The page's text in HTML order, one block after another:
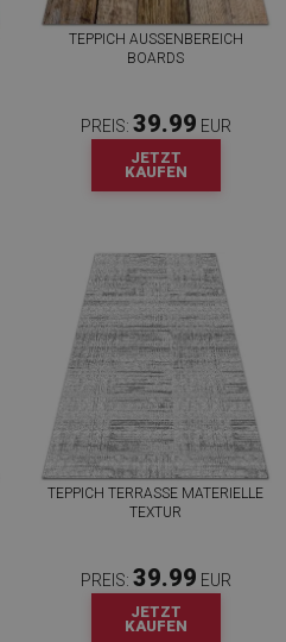
TEPPICH AUSSENBEREICH B
OARDS
PREIS: 39.99 EUR
JETZT
KAUFEN
TEPPICH TERRASSE MATERIELLE
TEXTUR
PREIS: 39.99 EUR
JETZT
KAUFEN